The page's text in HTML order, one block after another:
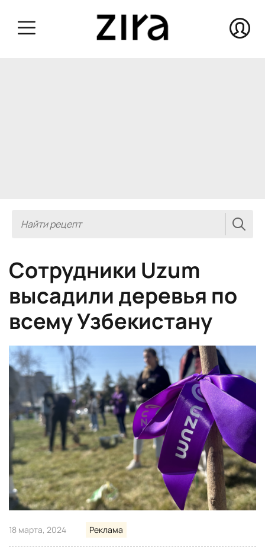
Сотрудники Uzum
высадили деревья по
всему Узбекистану
18 марта, 2024 Реклама